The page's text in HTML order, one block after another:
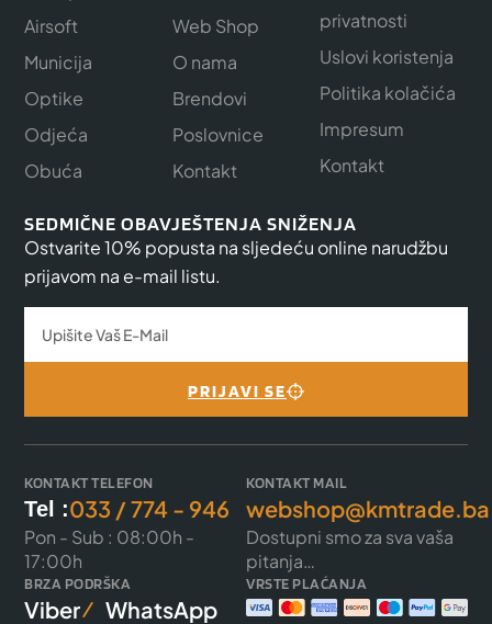
Airsoft
Municija
Optike
Odjeća
Obuća
Web Shop
O nama
Brendovi
Poslovnice
Kontakt
privatnosti
Uslovi koristenja
Politika kolačića
Impresum
Kontakt
SEDMIČNE OBAVJEŠTENJA SNIŽENJA
Ostvarite 10% popusta na sljedeću online narudžbu
prijavom na e-mail listu.
PRIJAVI SE
KONTAKT TELEFON
Tel :033 / 774 - 946
Pon - Sub : 08:00h -
17:00h
KONTAKT MAIL
webshop@kmtrade.ba
Dostupni smo za sva vaša
pitanja…
BRZA PODRŠKA
Viber WhatsApp
VRSTE PLAĆANJA